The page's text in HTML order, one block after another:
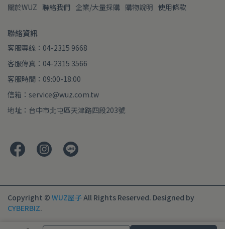
關於WUZ 聯絡我們 企業/大量採購 購物說明 使用條款
聯絡資訊
客服專線：04-2315 9668
客服傳真：04-2315 3566
客服時間：09:00-18:00
信箱：service@wuz.com.tw
地址：台中市北屯區天津路四段203號
Copyright © WUZ屋子All Rights Reserved. Designed by
CYBERBIZ.